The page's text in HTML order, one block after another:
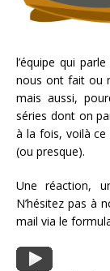
l’équipe qui
nous ont fait ou
mais aussi,
séries dont on
à la fois, voilà ce
(ou presque).
Une réaction,
N’hésitez pas à
mail via le